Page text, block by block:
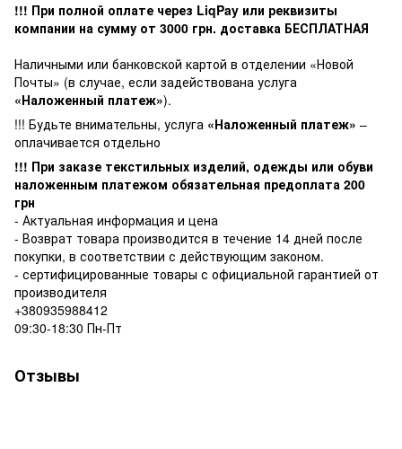
!!! При полной оплате через LiqPay или реквизиты
компании на сумму от 3000 грн. доставка БЕСПЛАТНАЯ
Наличными или банковской картой в отделении «Новой
Почты» (в случае, если задействована услуга
«Наложенный платеж»).
!!! Будьте внимательны, услуга «Наложенный платеж» –
оплачивается отдельно
!!! При заказе текстильных изделий, одежды или обуви
наложенным платежом обязательная предоплата 200
грн
- Актуальная информация и цена
- Возврат товара производится в течение 14 дней после
покупки, в соответствии с действующим законом.
- сертифицированные товары с официальной гарантией от
производителя
+380935988412
09:30-18:30 Пн-Пт
Отзывы